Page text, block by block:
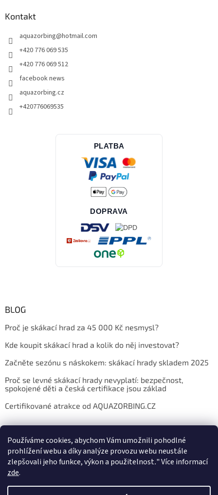
Používáme cookies, abychom Vám umožnili pohodlné
prohlížení webu a díky analýze provozu webu neustále
zlepšovali jeho funkce, výkon a použitelnost."Více informací
zde.
Kontakt
aquazorbing@hotmail.com
+420 776 069 535
+420 776 069 512
facebook news
aquazorbing.cz
+420776069535
PLATBA
DOPRAVA
BLOG
Proč je skákací hrad za 45 000 Kč nesmysl?
Kde koupit skákací hrad a kolik do něj investovat?
Začněte sezónu s náskokem: skákací hrady skladem 2025
Proč se levné skákací hrady nevyplatí: bezpečnost,
spokojené děti a česká certifikace jsou základ
Certifikované atrakce od AQUAZORBING.CZ